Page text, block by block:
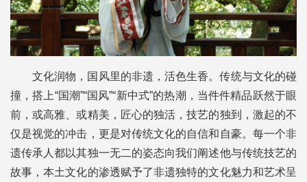
文化润物，国风里的非遗，活色生香。传统与文化的碰
撞，搭上“国潮”“国风”“新中式”的热潮，当件件精品跃然于眼
前，或高雅、或精美，匠心的独活，技艺的独到，激起的不
仅是视觉的冲击，更是对传统文化的自信和自豪。每一个非
遗传承人都以其独一无二的姿态向我们阐述他与传统技艺的
故事，本土文化的渗透赋予了非遗独特的文化魅力和艺术呈